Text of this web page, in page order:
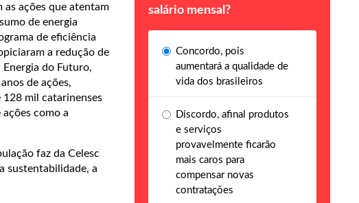
as ações que atentam
de energia
de eficiência
a redução de
do Futuro,
de ações,
mil catarinenses
como a
faz da Celesc
sustentabilidade, a
salário mensal?
Concordo, pois
aumentará a qualidade de
vida dos brasileiros
Discordo, afinal produtos
e serviços
provavelmente ficarão
mais caros para
compensar novas
contratações